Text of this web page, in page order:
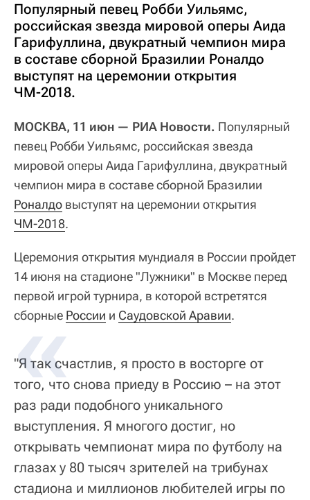
Популярный певец Робби Уильямс,
российская звезда мировой оперы Аида
Гарифуллина, двукратный чемпион мира
в составе сборной Бразилии Роналдо
выступят на церемонии открытия
ЧМ-2018.
МОСКВА, 11 июн — РИА Новости. Популярный
певец Робби Уильямс, российская звезда
мировой оперы Аида Гарифуллина, двукратный
чемпион мира в составе сборной Бразилии
Роналдо выступят на церемонии открытия
ЧМ-2018.
Церемония открытия мундиаля в России пройдет
14 июня на стадионе "Лужники" в Москве перед
первой игрой турнира, в которой встретятся
сборные России и Саудовской Аравии.
"Я так счастлив, я просто в восторге от
того, что снова приеду в Россию – на этот
раз ради подобного уникального
выступления. Я многого достиг, но
открывать чемпионат мира по футболу на
глазах у 80 тысяч зрителей на трибунах
стадиона и миллионов любителей игры по